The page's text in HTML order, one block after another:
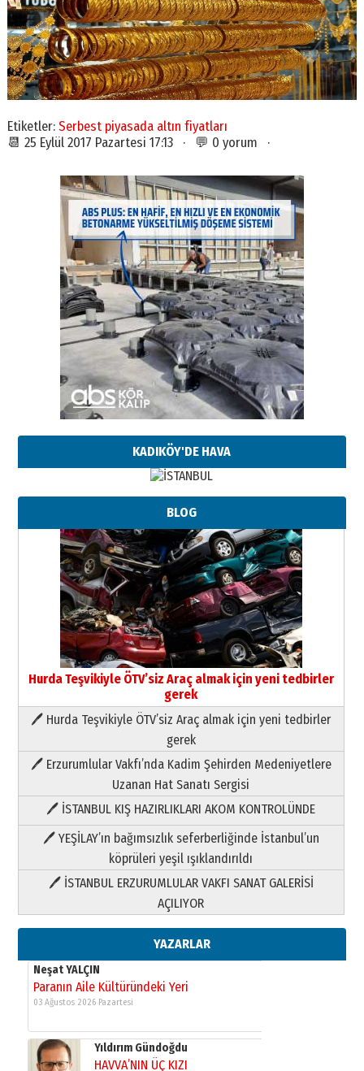
Etiketler: Serbest piyasada altın fiyatları
📆 25 Eylül 2017 Pazartesi 17:13 · 💬 0 yorum ·
KADIKÖY'DE HAVA
BLOG
Hurda Teşvikiyle ÖTV’siz Araç almak için yeni tedbirler
gerek
🖊 Hurda Teşvikiyle ÖTV’siz Araç almak için yeni tedbirler
gerek
🖊 Erzurumlular Vakfı’nda Kadim Şehirden Medeniyetlere
Uzanan Hat Sanatı Sergisi
🖊 İSTANBUL KIŞ HAZIRLIKLARI AKOM KONTROLÜNDE
🖊 YEŞİLAY’ın bağımsızlık seferberliğinde İstanbul’un
köprüleri yeşil ışıklandırıldı
🖊 İSTANBUL ERZURUMLULAR VAKFI SANAT GALERİSİ
AÇILIYOR
YAZARLAR
Paranın Aile Kültüründeki Yeri
03 Ağustos 2026 Pazartesi
Yıldırım Gündoğdu
HAVVA’NIN ÜÇ KIZI
09 Temmuz 2026 Perşembe
Yusuf POLAT
Şampiyonluk Sebahattin Şirin’e
yazar
11 Mayıs 2026 Pazartesi
Neşat YALÇIN
Paranın Aile Kültüründeki Yeri
03 Ağustos 2026 Pazartesi
Yıldırım Gündoğdu
HAVVA’NIN ÜÇ KIZI